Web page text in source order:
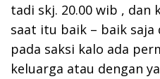
tadi skj. 20.00 wib , dan
saat itu baik – baik
pada saksi kalo ada
keluarga atau dengan